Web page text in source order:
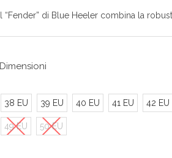
Il “Fender” di Blue Heeler combina la
Dimensioni
38 EU 39 EU 40 EU 41 EU 42 EU
49 EU 50 EU